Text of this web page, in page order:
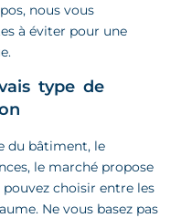
nous vous
à éviter pour une
type de
du bâtiment, le
le marché propose
choisir entre les
Ne vous basez pas